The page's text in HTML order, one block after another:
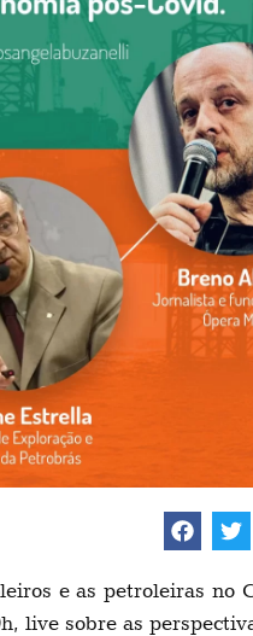
e as petroleiras
live sobre as